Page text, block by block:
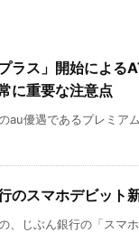
プラス」開始によ
に重要な注意点
au優遇であるプレミア
のスマホデビット
、じぶん銀行の「スマ